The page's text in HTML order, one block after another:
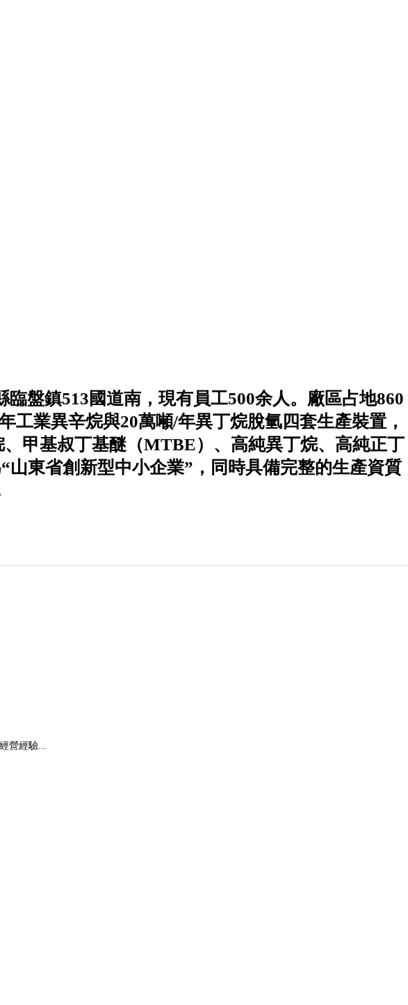
盤鎮513國道南，現有員工500余人。廠區占地860
工業異辛烷與20萬噸/年異丁烷脫氫四套生產裝置，
甲基叔丁基醚（MTBE）、高純異丁烷、高純正丁
東省創新型中小企業”，同時具備完整的生產資質
營經驗...